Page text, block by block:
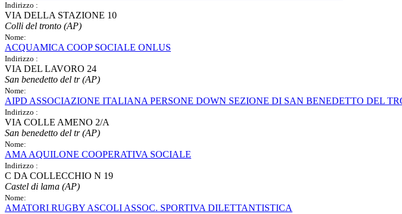
Indirizzo :
VIA DELLA STAZIONE 10
Colli del tronto (AP)
Nome:
ACQUAMICA COOP SOCIALE ONLUS
Indirizzo :
VIA DEL LAVORO 24
San benedetto del tr (AP)
Nome:
AIPD ASSOCIAZIONE ITALIANA PERSONE DOWN SEZIONE DI SAN BENEDETTO DEL
Indirizzo :
VIA COLLE AMENO 2/A
San benedetto del tr (AP)
Nome:
AMA AQUILONE COOPERATIVA SOCIALE
Indirizzo :
C DA COLLECCHIO N 19
Castel di lama (AP)
Nome:
AMATORI RUGBY ASCOLI ASSOC. SPORTIVA DILETTANTISTICA